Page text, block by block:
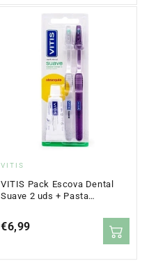
Proveedor:
VITIS
VITIS Pack Escova Dental
Suave 2 uds + Pasta
Precio
€6,99